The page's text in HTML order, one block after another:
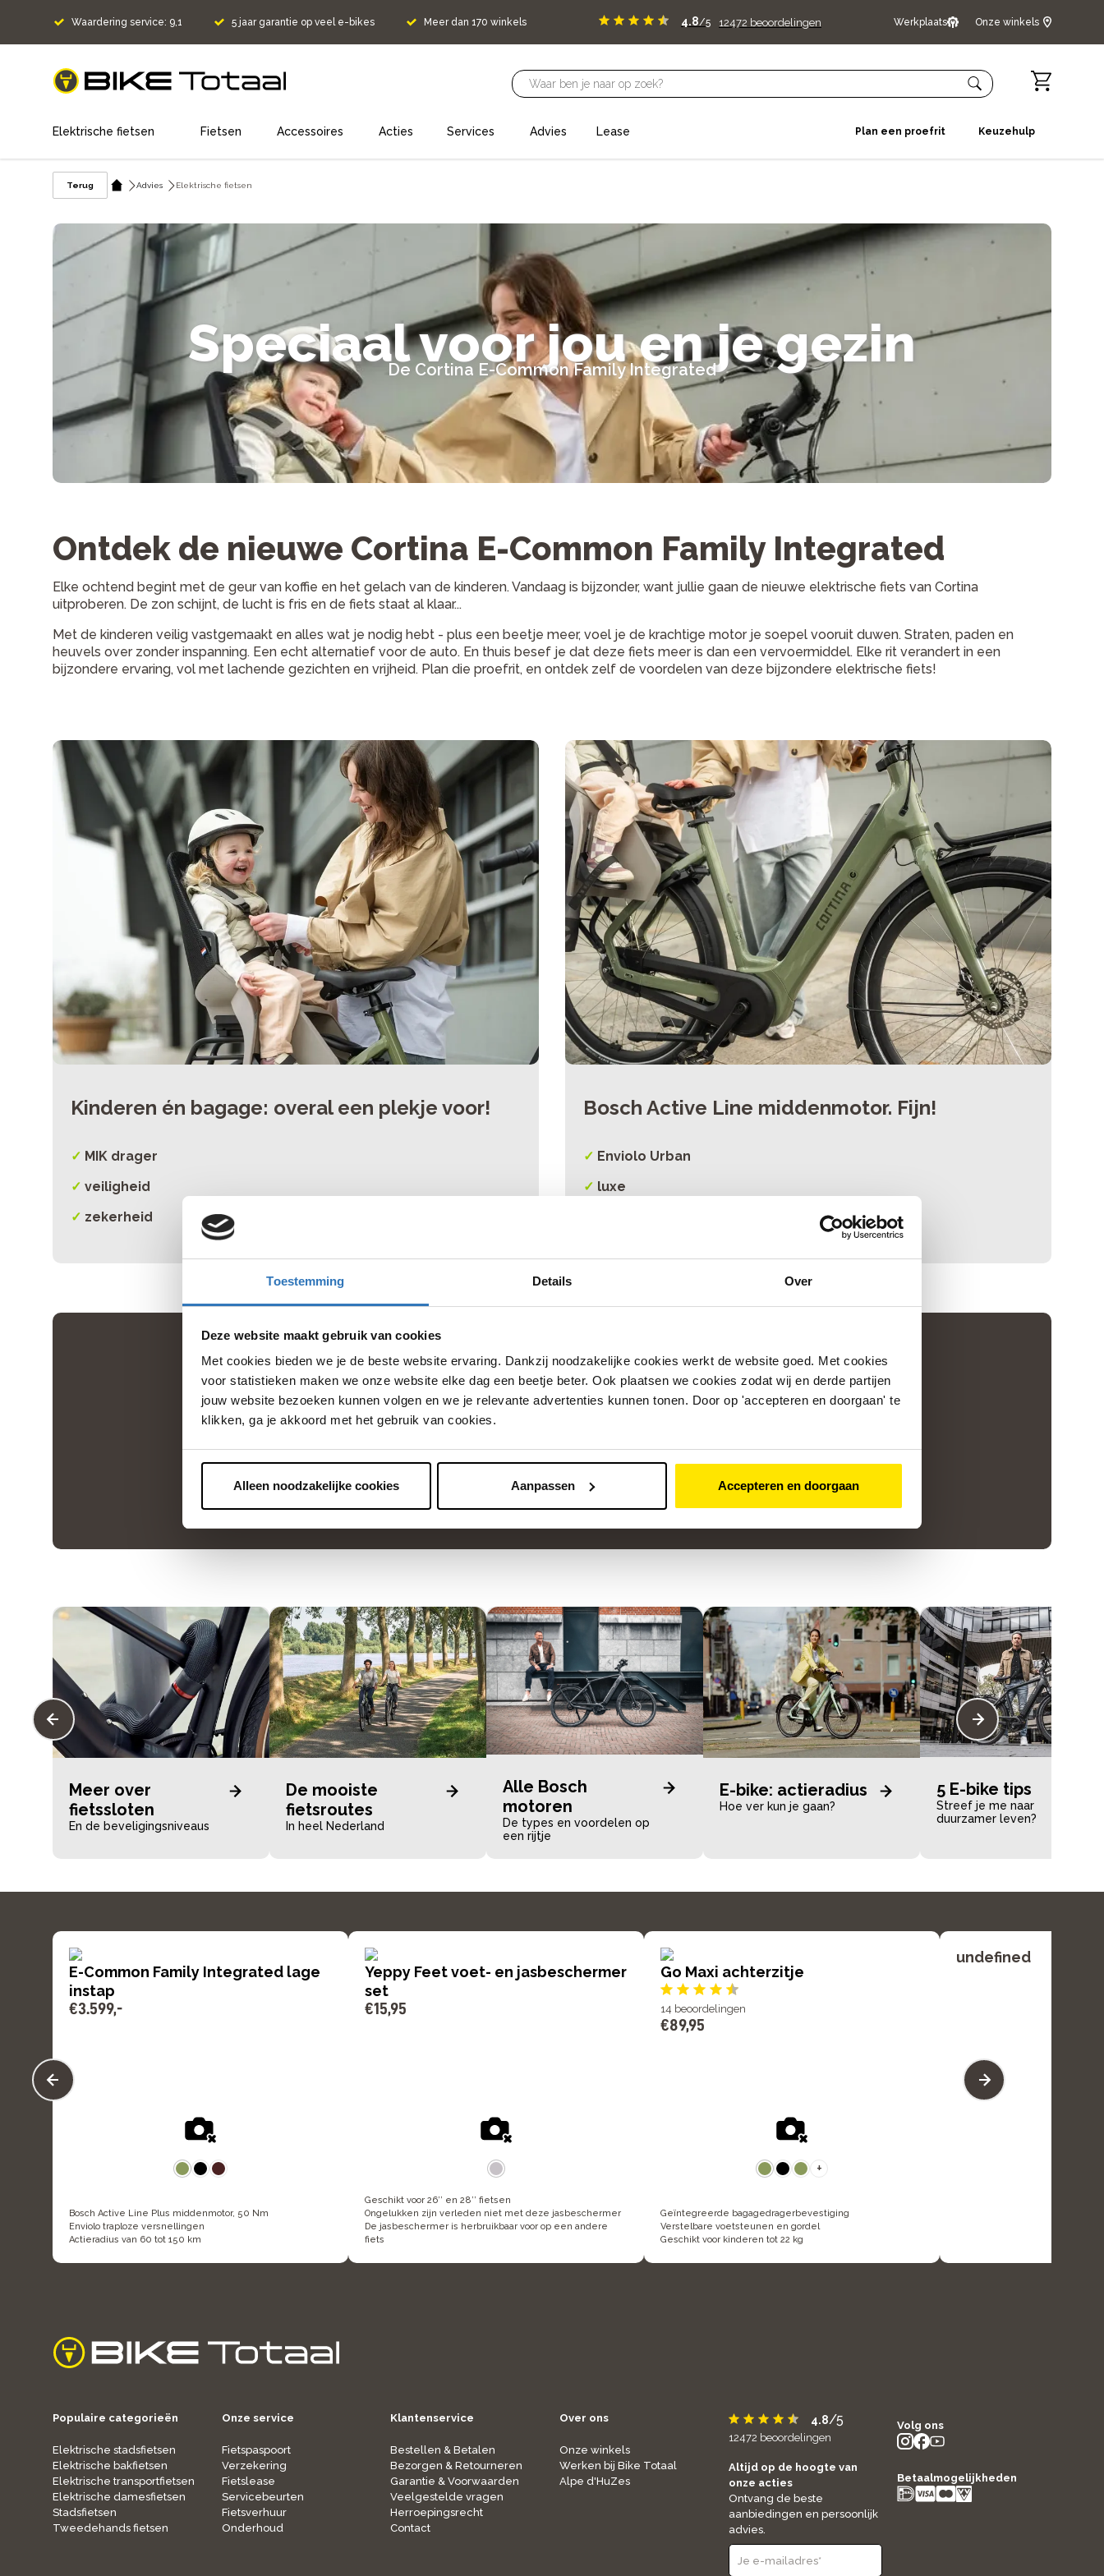
Toestemming Details Over
Deze website maakt gebruik van cookies
Met cookies bieden we je de beste website ervaring. Dankzij noodzakelijke cookies werkt de website goed. Met cookies
voor statistieken maken we onze website elke dag een beetje beter. Ook plaatsen we cookies zodat wij en derde partijen
jouw website bezoeken kunnen volgen en we je relevante advertenties kunnen tonen. Door op 'accepteren en doorgaan' te
klikken, ga je akkoord met het gebruik van cookies.
Alleen noodzakelijke cookies Aanpassen Accepteren en doorgaan
Waardering service: 9,1 5 jaar garantie op veel e-bikes Meer dan 170 winkels 4.8/5 12472 beoordelingen Werkplaats Onze winkels
home
Elektrische fietsen Fietsen Accessoires Acties Services Advies Lease Plan een proefrit Keuzehulp
Terug Advies Elektrische fietsen
Speciaal voor jou en je gezin
De Cortina E-Common Family Integrated
Ontdek de nieuwe Cortina E-Common Family Integrated
Elke ochtend begint met de geur van koffie en het gelach van de kinderen. Vandaag is bijzonder, want jullie gaan de nieuwe elektrische fiets van Cortina
uitproberen. De zon schijnt, de lucht is fris en de fiets staat al klaar...
Met de kinderen veilig vastgemaakt en alles wat je nodig hebt - plus een beetje meer, voel je de krachtige motor je soepel vooruit duwen. Straten, paden en
heuvels over zonder inspanning. Een echt alternatief voor de auto. En thuis besef je dat deze fiets meer is dan een vervoermiddel. Elke rit verandert in een
bijzondere ervaring, vol met lachende gezichten en vrijheid. Plan die proefrit, en ontdek zelf de voordelen van deze bijzondere elektrische fiets!
Kinderen én bagage: overal een plekje voor!
✓ MIK drager
✓ veiligheid
✓ zekerheid
Bosch Active Line middenmotor. Fijn!
✓ Enviolo Urban
✓ luxe
Plan nu jouw proefrit
En ervaar zelf het gemak van een Cortina E-Common Family Integrated
Plan een proefrit
Meer over
fietssloten
En de beveligingsniveaus
De mooiste
fietsroutes
In heel Nederland
Alle Bosch
motoren
De types en voordelen op
een rijtje
E-bike: actieradius
Hoe ver kun je gaan?
5 E-bike tips
Streef je me naar
duurzamer leven?
E-Common Family Integrated lage
instap
€3.599,-
Bosch Active Line Plus middenmotor, 50 Nm
Enviolo traploze versnellingen
Actieradius van 60 tot 150 km
Yeppy Feet voet- en jasbeschermer
set
€15,95
Geschikt voor 26’’ en 28’’ fietsen
Ongelukken zijn verleden niet met deze jasbeschermer
De jasbeschermer is herbruikbaar voor op een andere
fiets
Go Maxi achterzitje
14 beoordelingen
€89,95
+
Geïntegreerde bagagedragerbevestiging
Verstelbare voetsteunen en gordel
Geschikt voor kinderen tot 22 kg
undefined
home
Populaire categorieën
Elektrische stadsfietsen
Elektrische bakfietsen
Elektrische transportfietsen
Elektrische damesfietsen
Stadsfietsen
Tweedehands fietsen
Onze service
Fietspaspoort
Verzekering
Fietslease
Servicebeurten
Fietsverhuur
Onderhoud
Klantenservice
Bestellen & Betalen
Bezorgen & Retourneren
Garantie & Voorwaarden
Veelgestelde vragen
Herroepingsrecht
Contact
Over ons
Onze winkels
Werken bij Bike Totaal
Alpe d'HuZes
4.8/5
12472 beoordelingen
Altijd op de hoogte van
onze acties
Ontvang de beste
aanbiedingen en persoonlijk
advies.
Volg ons
instagram
facebook
Betaalmogelijkheden